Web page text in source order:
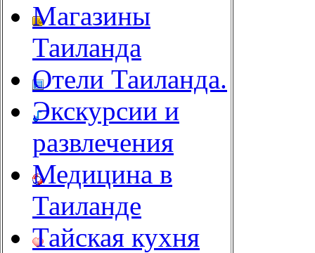
Магазины
Таиланда
Отели Таиланда.
Экскурсии и
развлечения
Медицина в
Таиланде
Тайская кухня